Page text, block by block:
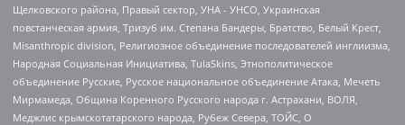
Щелковского района, Правый сектор, УНА - УНСО, Украинская
повстанческая армия, Тризуб им. Степана Бандеры, Братство, Белый Крест,
Misanthropic division, Религиозное объединение последователей инглиизма,
Народная Социальная Инициатива, TulaSkins, Этнополитическое
объединение Русские, Русское национальное объединение Атака, Мечеть
Мирмамеда, Община Коренного Русского народа г. Астрахани, ВОЛЯ,
Меджлис крымскотатарского народа, Рубеж Севера, ТОЙС, О